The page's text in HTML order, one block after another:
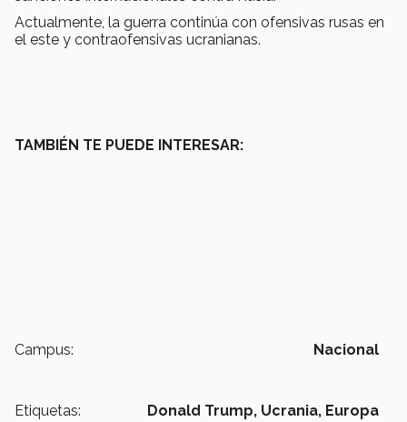
Actualmente, la guerra continúa con ofensivas rusas en
el este y contraofensivas ucranianas.
TAMBIÉN TE PUEDE INTERESAR:
Campus: Nacional
Etiquetas: Donald Trump, Ucrania, Europa